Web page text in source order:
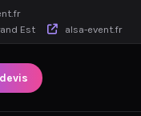
Est
alsa-event.fr